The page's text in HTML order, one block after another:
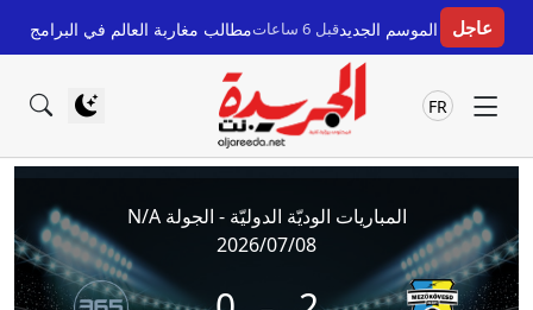
عاجل
في الموسم الجديدقبل 6 ساعات مطالب مغاربة العالم في البرامج
FR
المباريات الوديّة الدوليّة - الجولة N/A
2026/07/08